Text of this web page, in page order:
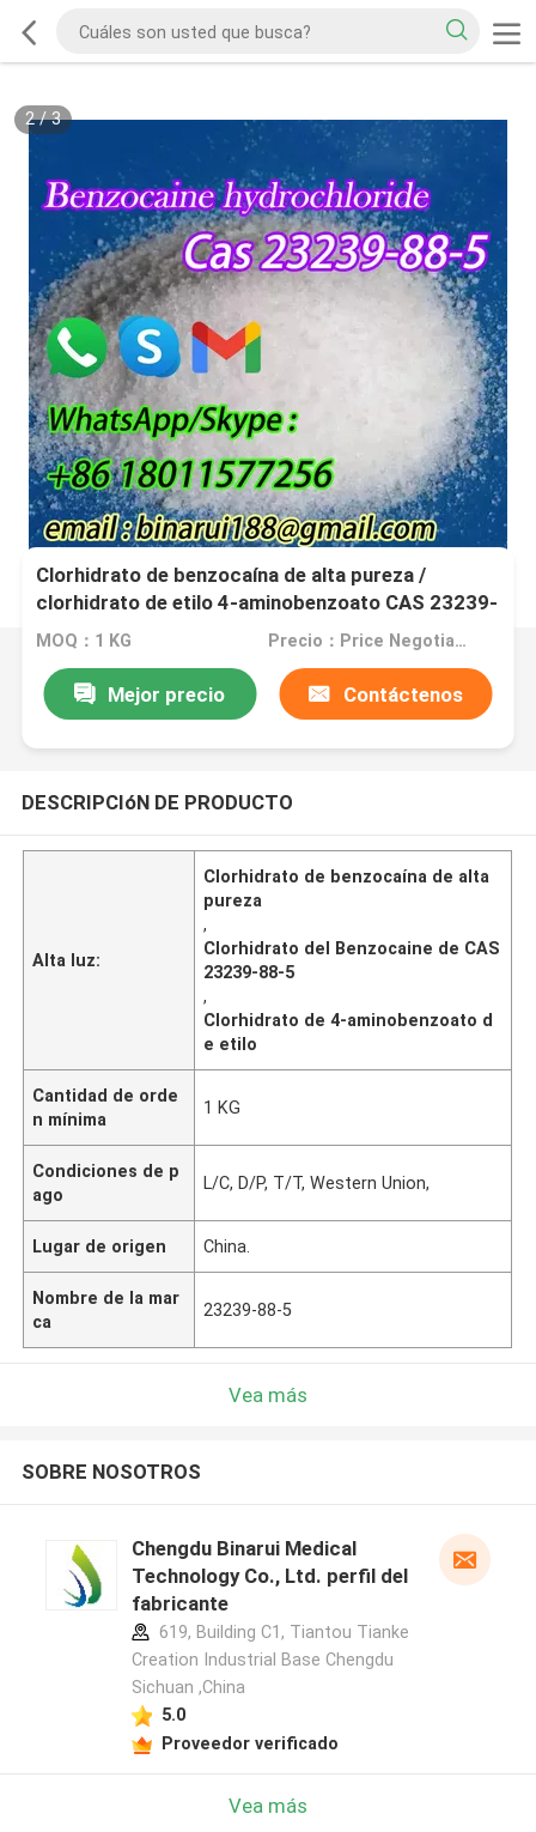
2/3
Clorhidrato de benzocaína de alta pureza /
clorhidrato de etilo 4-aminobenzoato CAS 23239-
88-5
MOQ：1 KG Precio：Price Negotiable
Mejor precio Contáctenos
DESCRIPCIóN DE PRODUCTO
Alta luz:
Clorhidrato de benzocaína de alta
pureza
,
Clorhidrato del Benzocaine de CAS
23239-88-5
,
Clorhidrato de 4-aminobenzoato d
e etilo
Cantidad de orde
n mínima
1 KG
Condiciones de p
ago
L/C, D/P, T/T, Western Union,
Lugar de origen China.
Nombre de la mar
ca
23239-88-5
Vea más
SOBRE NOSOTROS
Chengdu Binarui Medical
Technology Co., Ltd. perfil del
fabricante
619, Building C1, Tiantou Tianke
Creation Industrial Base Chengdu
Sichuan ,China
5.0
Proveedor verificado
Vea más